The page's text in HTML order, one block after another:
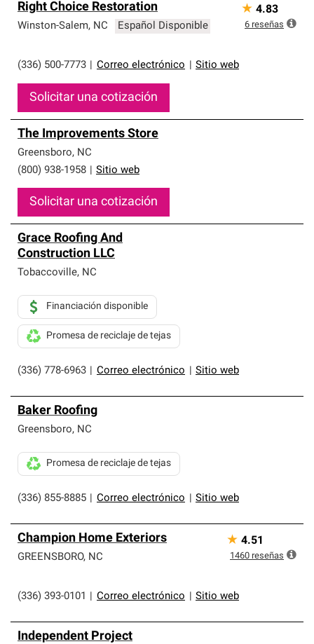
Right Choice Restoration
Winston-Salem, NC Español Disponible
(336) 500-7773 Correo electrónico Sitio web
Solicitar una cotización
★ 4.83
6 reseñas
The Improvements Store
Greensboro, NC
(800) 938-1958
Sitio web
Solicitar una cotización
Grace Roofing And
Construction LLC
Tobaccoville, NC
(336) 778-6963 Correo electrónico Sitio web
Financiación disponible
Promesa de reciclaje de tejas
Baker Roofing
Greensboro, NC
(336) 855-8885 Correo electrónico Sitio web
Promesa de reciclaje de tejas
Champion Home Exteriors
GREENSBORO, NC
(336) 393-0101 Correo electrónico Sitio web
★ 4.51
1460 reseñas
Independent Project